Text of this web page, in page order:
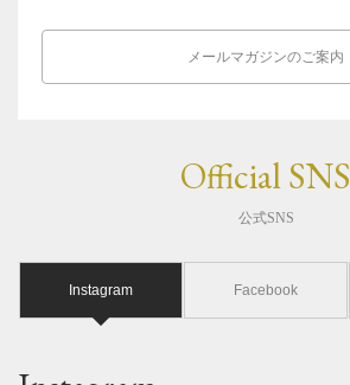
メールマガジンのご案内
Official SNS
公式SNS
Instagram Facebook